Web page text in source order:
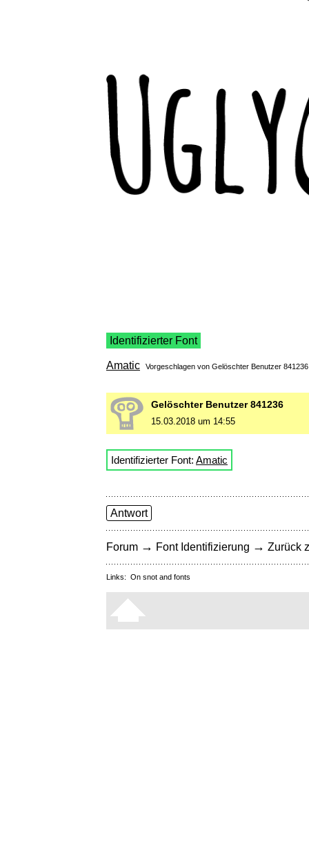
Identifizierter Font
Amatic Vorgeschlagen von Gelöschter Benutzer
Gelöschter Benutzer 841236
15.03.2018 um 14:55
Identifizierter Font: Amatic
Antwort
Forum → Font Identifizierung → Zurück
Links: On snot and fonts